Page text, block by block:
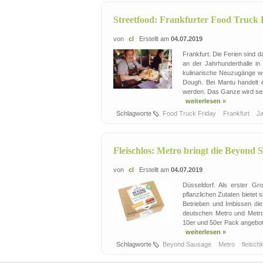
Streetfood: Frankfurter Food Truck
von cl Erstellt am 04.07.2019
Frankfurt. Die Ferien sind
an der Jahrhunderthalle
kulinarische Neuzugänge
Dough. Bei Mantu handelt
werden. Das Ganze wird
weiterlesen »
Schlagworte
Food Truck Friday Frankfurt
Fleischlos: Metro bringt die Beyond
von cl Erstellt am 04.07.2019
Düsseldorf. Als erster
pflanzlichen Zutaten bietet
Betrieben und Imbissen
deutschen Metro und
10er und 50er Pack
weiterlesen »
Schlagworte
Beyond Sausage Metro